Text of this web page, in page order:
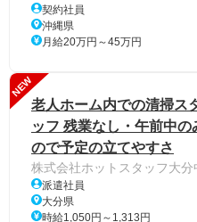
契約社員
沖縄県
月給20万円～45万円
NEW
老人ホーム内での清掃ス
ッフ 残業なし・午前中
ので予定の立てやすさ
株式会社ホットスタッフ大分
派遣社員
大分県
時給1,050円～1,313円